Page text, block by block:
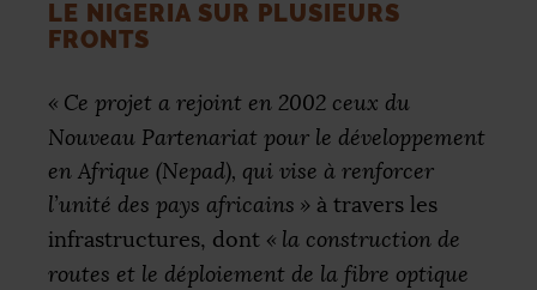
LE NIGERIA SUR PLUSIEURS
FRONTS
« Ce projet a rejoint en 2002 ceux du
Nouveau Partenariat pour le développement
en Afrique (Nepad), qui vise à renforcer
l’unité des pays africains » à travers les
infrastructures, dont « la construction de
routes et le déploiement de la fibre optique